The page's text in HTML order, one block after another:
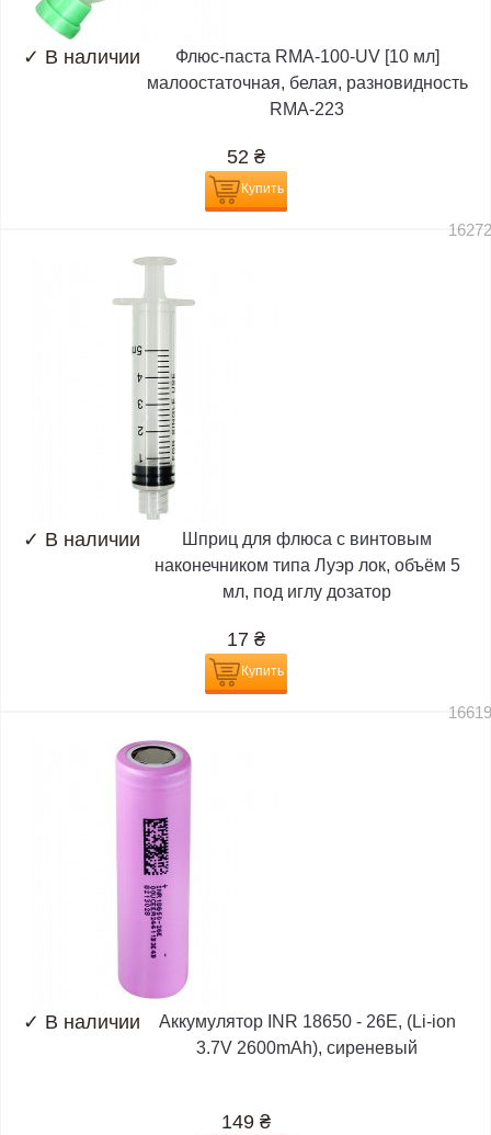
✓ В наличии
Флюс-паста RMA-100-UV [10 мл]
малоостаточная, белая, разновидность
RMA-223
52 ₴
Купить
✓ В наличии
Шприц для флюса с винтовым
наконечником типа Луэр лок, объём 5
мл, под иглу дозатор
17 ₴
Купить
✓ В наличии
Аккумулятор INR 18650 - 26E, (Li-ion
3.7V 2600mAh), сиреневый
149 ₴